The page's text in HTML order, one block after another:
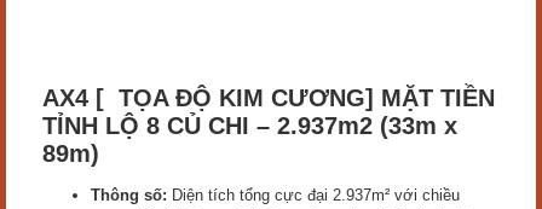
AX4 [ TỌA ĐỘ KIM CƯƠNG] MẶT TIỀN
TỈNH LỘ 8 CỦ CHI – 2.937m2 (33m x
89m)
Thông số: Diện tích tổng cực đại 2.937m² với chiều